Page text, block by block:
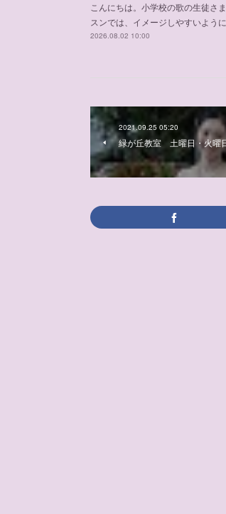
こんにちは。小学校の歌の生徒さ
スンでは、イメージしやすいよう
2026.08.02 10:00
2021.09.25 05:20
緑が丘教室 土曜日・火曜